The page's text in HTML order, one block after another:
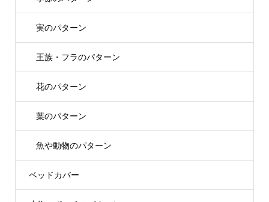
実のパターン
王族・フラのパターン
花のパターン
葉のパターン
魚や動物のパターン
ベッドカバー